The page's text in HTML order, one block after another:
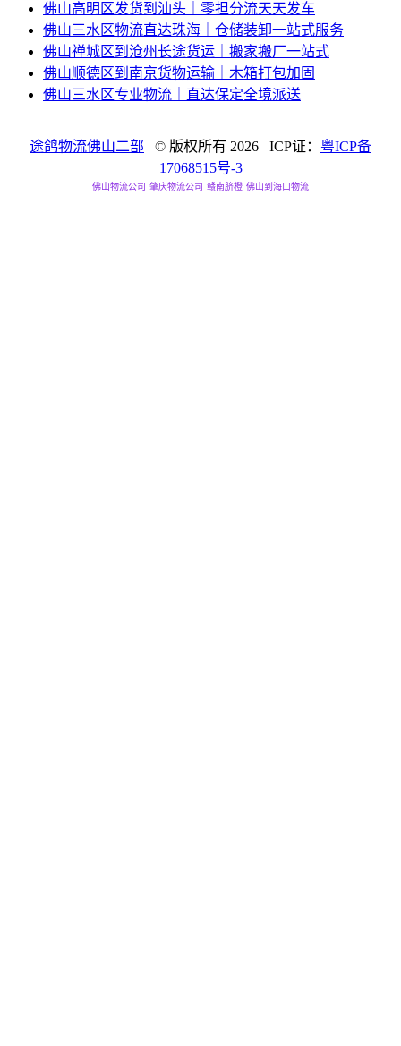
佛山高明区发货到汕头｜零担分流天天发车
佛山三水区物流直达珠海｜仓储装卸一站式服务
佛山禅城区到沧州长途货运｜搬家搬厂一站式
佛山顺德区到南京货物运输｜木箱打包加固
佛山三水区专业物流｜直达保定全境派送
途鸽物流佛山二部 © 版权所有 2026 ICP证： 粤ICP备
17068515号-3
佛山物流公司 肇庆物流公司 赣南脐橙 佛山到海口物流